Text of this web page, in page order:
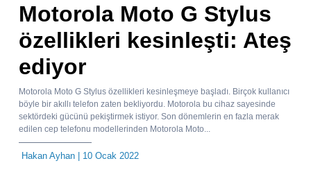
Motorola Moto G Stylus
özellikleri kesinleşti: Ateş
ediyor
Motorola Moto G Stylus özellikleri kesinleşmeye başladı. Birçok kullanıcı
böyle bir akıllı telefon zaten bekliyordu. Motorola bu cihaz sayesinde
sektördeki gücünü pekiştirmek istiyor. Son dönemlerin en fazla merak
edilen cep telefonu modellerinden Motorola Moto...
Hakan Ayhan | 10 Ocak 2022